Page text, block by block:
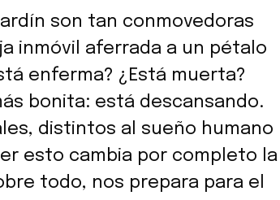
son tan conmovedoras
inmóvil aferrada a un pétalo
enferma? ¿Está muerta?
bonita: está descansando.
distintos al sueño humano
esto cambia por completo la
todo, nos prepara para el